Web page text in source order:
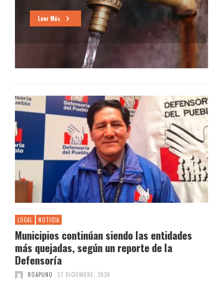
Leer Más
LOCAL NOTICIA
Municipios continúan siendo las entidades
más quejadas, según un reporte de la
Defensoría
ROAPUNO 27 DICIEMBRE, 2024